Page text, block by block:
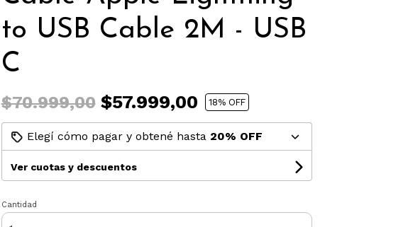
to USB Cable 2M - USB
C
$70.999,00$57.999,00 18% OFF
Elegí cómo pagar y obtené hasta 20% OFF
Ver cuotas y descuentos
Cantidad